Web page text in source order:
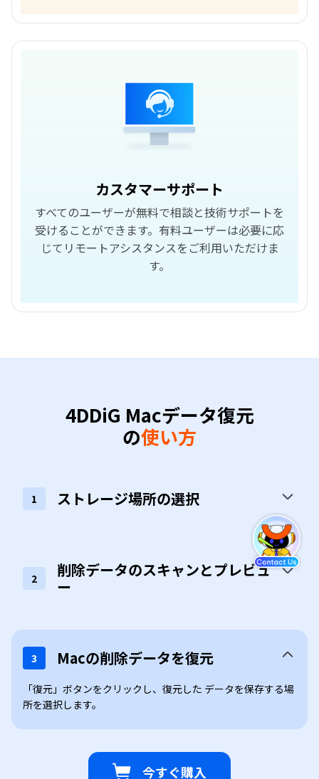
カスタマーサポート
すべてのユーザーが無料で相談と技術サポートを
受けることができます。有料ユーザーは必要に応
じてリモートアシスタンスをご利用いただけま
す。
4DDiG Macデータ復元
の使い方
1 ストレージ場所の選択
2
削除データのスキャンとプレビュ
ー
3 Macの削除データを復元
「復元」ボタンをクリックし、復元した データを保存する場
所を選択します。
今すぐ購入